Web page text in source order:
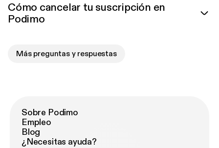
Cómo cancelar tu suscripción en
Podimo
Más preguntas y respuestas
Sobre Podimo
Empleo
Blog
¿Necesitas ayuda?